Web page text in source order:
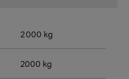
2 000 kg
2000 kg